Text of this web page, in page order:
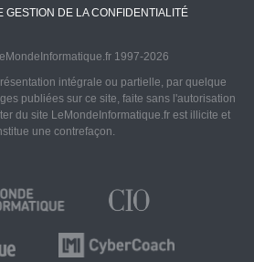
GESTION DE LA CONFIDENTIALITÉ
1997-2026
intégrale ou partielle, par quelque
publiées sur ce site, faite sans l'autorisation
du site LeMondeInformatique.fr est illicite et
une contrefaçon.